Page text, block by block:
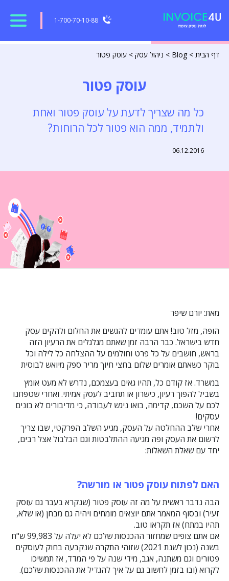
1-700-70-10-88
דף הבית >
Blog
> ניהול עסק > עוסק פטור
עוסק פטור
כל מה שצריך לדעת על עוסק פטור ואחת
ולתמיד, ממה הוא פטור לכל הרוחות?
06.12.2016
מאת: יורם שיפר
הופה, מזל טוב! אתם עומדים להגשים את החלום ולהקים עסק
חדש בישראל. כבר הרבה זמן שאתם מגלגלים את הרעיון הזה
בראש, חושבים על כל פרט וחולמים על ההצלחה כל לילה וכל
בוקר כשאתם אומרים שלום בחצי חיוך מריר ספק מיואש לבוסית
במשרד. אז קודם כל, תהיו גאים בעצמכם, נדרש לא מעט אומץ
בשביל להפוך רעיון, כישרון או תחביב לעסק אמיתי. ואחרי שטפחנו
לכם על השכם, קדימה, בואו ניגש לעבודה, כי מדיבורים לא בונים
עסקים!
אחרי שלב ההחלטה על העסק, מגיע השלב הפרקטי, שבו צריך
לרשום את העסק ופה מגיעה ההתלבטות וגם הבלבול אצל רבים,
יחד עם שאלת השאלות:
האם לפתוח עוסק פטור או מורשה?
הבה נדבר ראשית על מה זה עוסק פטור (שנקרא בעבר גםעוסק
זעיר) ובסוף המאמר אתם יוצאים מומחים ויהיה גם מבחן (או שלא,
תהיו במתח) אז תקראו טוב.
אם אתם צופים שמחזור ההכנסות שלכם לא יעלה על 99,983 ש"ח
בשנה (נכון לשנת 2021) שזוהי התקרה שנקבעה בחוק לעוסקים
פטורים וגם משתנה, אגב, מידי שנה על פי המדד, אז תמשיכו
לקרוא (ובו בזמן לחשוב גם על איך להגדיל את ההכנסות שלכם).